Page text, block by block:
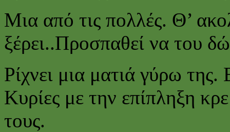
Μια από τις πολλές. Θ’
ξέρει..Προσπαθεί να του
Ρίχνει μια ματιά γύρω
Κυρίες με την επίπληξη
τους.